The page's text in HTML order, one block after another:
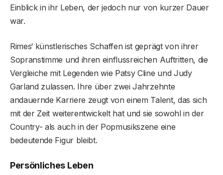
Einblick in ihr Leben, der jedoch nur von kurzer Dauer
war.
Rimes‘ künstlerisches Schaffen ist geprägt von ihrer
Sopranstimme und ihren einflussreichen Auftritten, die
Vergleiche mit Legenden wie Patsy Cline und Judy
Garland zulassen. Ihre über zwei Jahrzehnte
andauernde Karriere zeugt von einem Talent, das sich
mit der Zeit weiterentwickelt hat und sie sowohl in der
Country- als auch in der Popmusikszene eine
bedeutende Figur bleibt.
Persönliches Leben